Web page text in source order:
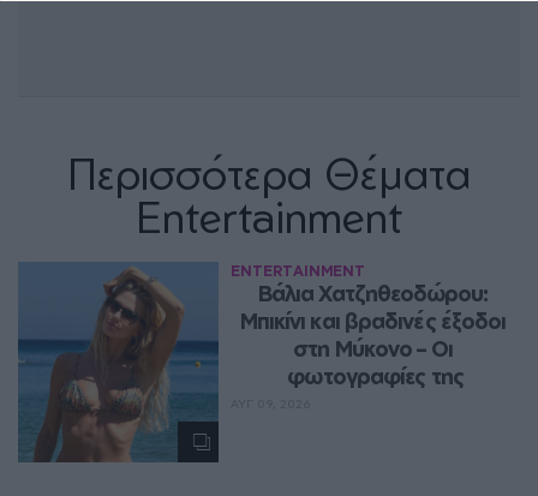
Περισσότερα Θέματα
Entertainment
ENTERTAINMENT
Βάλια Χατζηθεοδώρου:
Μπικίνι και βραδινές έξοδοι
στη Μύκονο – Οι
φωτογραφίες της